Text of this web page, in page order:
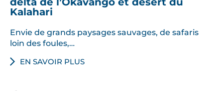
Kalahari
Envie de grands paysages sauvages, de safaris
loin des foules,…
EN SAVOIR PLUS